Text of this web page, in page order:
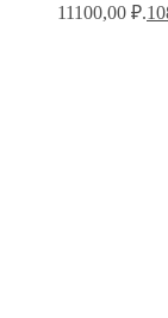
11100,00 ₽.